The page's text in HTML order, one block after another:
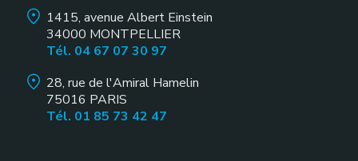
1415, avenue Albert Einstein
34000 MONTPELLIER
Tél. 04 67 07 30 97
28, rue de l'Amiral Hamelin
75016 PARIS
Tél. 01 85 73 42 47